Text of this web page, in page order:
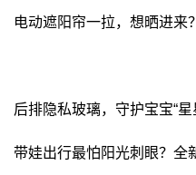
电动遮阳帘一拉，想晒进来
后排隐私玻璃，守护宝宝“星
带娃出行最怕阳光刺眼？全